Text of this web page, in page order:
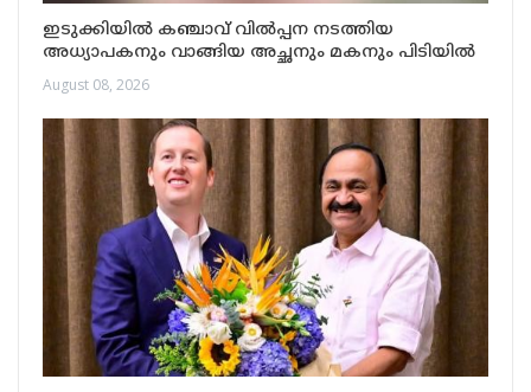
ഇടുക്കിയിൽ കഞ്ചാവ് വിൽപ്പന നടത്തിയ
അധ്യാപകനും വാങ്ങിയ അച്ഛനും മകനും പിടിയിൽ
August 08, 2026